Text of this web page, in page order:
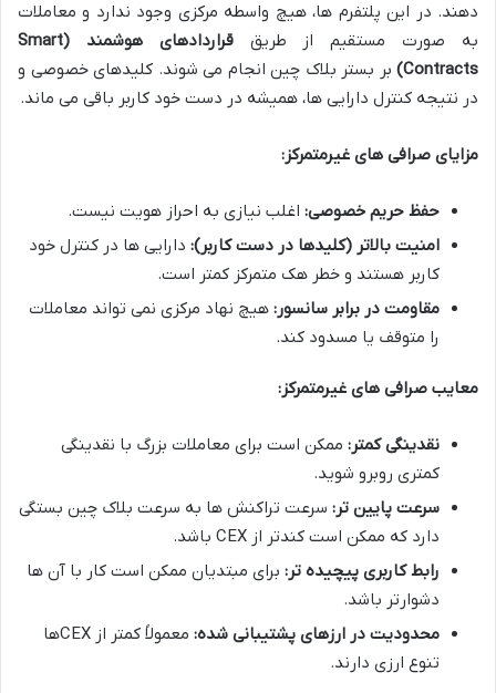
دهند. در این پلتفرم ها، هیچ واسطه مرکزی وجود ندارد و معاملات
به صورت مستقیم از طریق
قراردادهای هوشمند (Smart
Contracts) بر بستر بلاک چین انجام می شوند. کلیدهای خصوصی و
در نتیجه کنترل دارایی ها، همیشه در دست خود کاربر باقی می ماند.
مزایای صرافی های غیرمتمرکز:
حفظ حریم خصوصی: اغلب نیازی به احراز هویت نیست.
امنیت بالاتر (کلیدها در دست کاربر): دارایی ها در کنترل خود
کاربر هستند و خطر هک متمرکز کمتر است.
مقاومت در برابر سانسور: هیچ نهاد مرکزی نمی تواند معاملات
را متوقف یا مسدود کند.
معایب صرافی های غیرمتمرکز:
نقدینگی کمتر: ممکن است برای معاملات بزرگ با نقدینگی
کمتری روبرو شوید.
سرعت پایین تر: سرعت تراکنش ها به سرعت بلاک چین بستگی
دارد که ممکن است کندتر از CEX باشد.
رابط کاربری پیچیده تر: برای مبتدیان ممکن است کار با آن ها
دشوارتر باشد.
محدودیت در ارزهای پشتیبانی شده:
معمولاً کمتر از CEXها
تنوع ارزی دارند.